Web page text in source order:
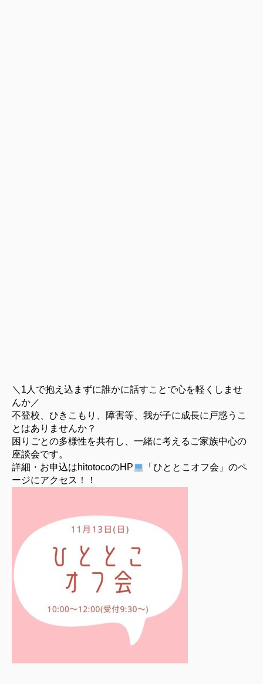
＼1人で抱え込まずに誰かに話すことで心を軽くしませ
んか／
不登校、ひきこもり、障害等、我が子に成長に戸惑うこ
とはありませんか？
困りごとの多様性を共有し、一緒に考えるご家族中心の
座談会です。
詳細・お申込はhitotocoのHP
「ひととこオフ会」のペ
ージにアクセス！！